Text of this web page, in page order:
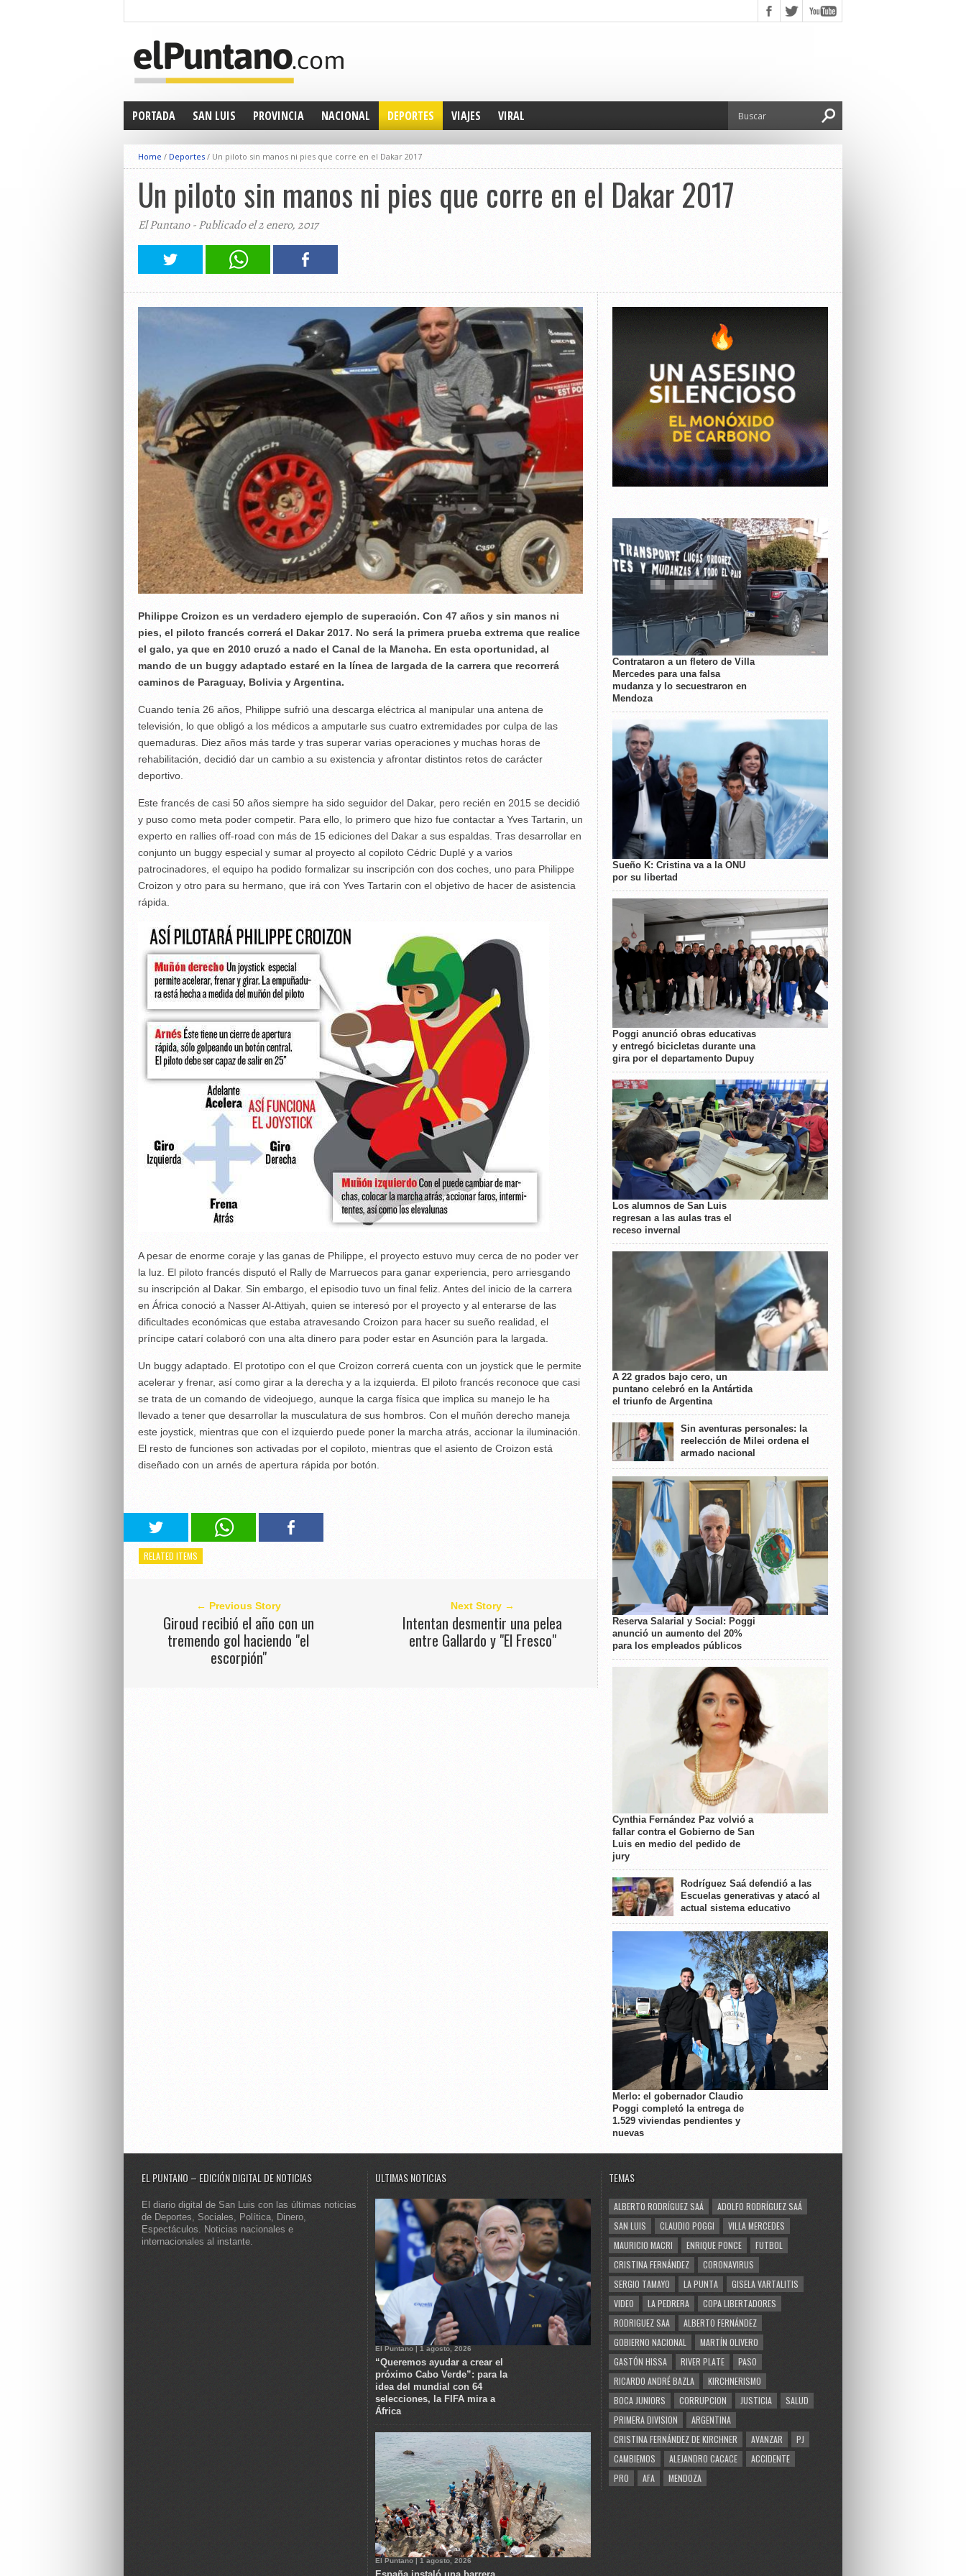
PORTADA SAN LUIS PROVINCIA NACIONAL DEPORTES VIAJES VIRAL
Home / Deportes / Un piloto sin manos ni pies que corre en el Dakar 2017
Un piloto sin manos ni pies que corre en el Dakar 2017
El Puntano - Publicado el 2 enero, 2017
Philippe Croizon es un verdadero ejemplo de superación. Con 47 años y sin manos ni
pies, el piloto francés correrá el Dakar 2017. No será la primera prueba extrema que realice
el galo, ya que en 2010 cruzó a nado el Canal de la Mancha. En esta oportunidad, al
mando de un buggy adaptado estaré en la línea de largada de la carrera que recorrerá
caminos de Paraguay, Bolivia y Argentina.
Cuando tenía 26 años, Philippe sufrió una descarga eléctrica al manipular una antena de
televisión, lo que obligó a los médicos a amputarle sus cuatro extremidades por culpa de las
quemaduras. Diez años más tarde y tras superar varias operaciones y muchas horas de
rehabilitación, decidió dar un cambio a su existencia y afrontar distintos retos de carácter
deportivo.
Este francés de casi 50 años siempre ha sido seguidor del Dakar, pero recién en 2015 se decidió
y puso como meta poder competir. Para ello, lo primero que hizo fue contactar a Yves Tartarin, un
experto en rallies off-road con más de 15 ediciones del Dakar a sus espaldas. Tras desarrollar en
conjunto un buggy especial y sumar al proyecto al copiloto Cédric Duplé y a varios
patrocinadores, el equipo ha podido formalizar su inscripción con dos coches, uno para Philippe
Croizon y otro para su hermano, que irá con Yves Tartarin con el objetivo de hacer de asistencia
rápida.
A pesar de enorme coraje y las ganas de Philippe, el proyecto estuvo muy cerca de no poder ver
la luz. El piloto francés disputó el Rally de Marruecos para ganar experiencia, pero arriesgando
su inscripción al Dakar. Sin embargo, el episodio tuvo un final feliz. Antes del inicio de la carrera
en África conoció a Nasser Al-Attiyah, quien se interesó por el proyecto y al enterarse de las
dificultades económicas que estaba atravesando Croizon para hacer su sueño realidad, el
príncipe catarí colaboró con una alta dinero para poder estar en Asunción para la largada.
Un buggy adaptado. El prototipo con el que Croizon correrá cuenta con un joystick que le permite
acelerar y frenar, así como girar a la derecha y a la izquierda. El piloto francés reconoce que casi
se trata de un comando de videojuego, aunque la carga física que implica su manejo le ha
llevado a tener que desarrollar la musculatura de sus hombros. Con el muñón derecho maneja
este joystick, mientras que con el izquierdo puede poner la marcha atrás, accionar la iluminación.
El resto de funciones son activadas por el copiloto, mientras que el asiento de Croizon está
diseñado con un arnés de apertura rápida por botón.
RELATED ITEMS
← Previous Story
Giroud recibió el año con un
tremendo gol haciendo "el
escorpión"
Next Story →
Intentan desmentir una pelea
entre Gallardo y "El Fresco"
Contrataron a un fletero de Villa
Mercedes para una falsa
mudanza y lo secuestraron en
Mendoza
Sueño K: Cristina va a la ONU
por su libertad
Poggi anunció obras educativas
y entregó bicicletas durante una
gira por el departamento Dupuy
Los alumnos de San Luis
regresan a las aulas tras el
receso invernal
A 22 grados bajo cero, un
puntano celebró en la Antártida
el triunfo de Argentina
Sin aventuras personales: la
reelección de Milei ordena el
armado nacional
Reserva Salarial y Social: Poggi
anunció un aumento del 20%
para los empleados públicos
Cynthia Fernández Paz volvió a
fallar contra el Gobierno de San
Luis en medio del pedido de
jury
Rodríguez Saá defendió a las
Escuelas generativas y atacó al
actual sistema educativo
Merlo: el gobernador Claudio
Poggi completó la entrega de
1.529 viviendas pendientes y
nuevas
EL PUNTANO – EDICIÓN DIGITAL DE NOTICIAS
El diario digital de San Luis con las últimas noticias
de Deportes, Sociales, Política, Dinero,
Espectáculos. Noticias nacionales e
internacionales al instante.
ULTIMAS NOTICIAS
El Puntano | 1 agosto, 2026
“Queremos ayudar a crear el
próximo Cabo Verde”: para la
idea del mundial con 64
selecciones, la FIFA mira a
África
El Puntano | 1 agosto, 2026
TEMAS
ALBERTO RODRÍGUEZ SAÁ
ADOLFO RODRÍGUEZ SAÁ
SAN LUIS
CLAUDIO POGGI
VILLA MERCEDES
MAURICIO MACRI
ENRIQUE PONCE
FUTBOL
CRISTINA FERNÁNDEZ
CORONAVIRUS
SERGIO TAMAYO
LA PUNTA
GISELA VARTALITIS
VIDEO
LA PEDRERA
COPA LIBERTADORES
RODRIGUEZ SAA
ALBERTO FERNÁNDEZ
GOBIERNO NACIONAL
MARTÍN OLIVERO
GASTÓN HISSA
RIVER PLATE
PASO
RICARDO ANDRÉ BAZLA
KIRCHNERISMO
BOCA JUNIORS
CORRUPCION JUSTICIA
SALUD
PRIMERA DIVISION
ARGENTINA
CRISTINA FERNÁNDEZ DE KIRCHNER
AVANZAR
PJ
CAMBIEMOS
ALEJANDRO CACACE
ACCIDENTE
PRO
AFA MENDOZA